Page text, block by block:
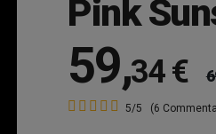
Pink
59,34 €
5/5 (6